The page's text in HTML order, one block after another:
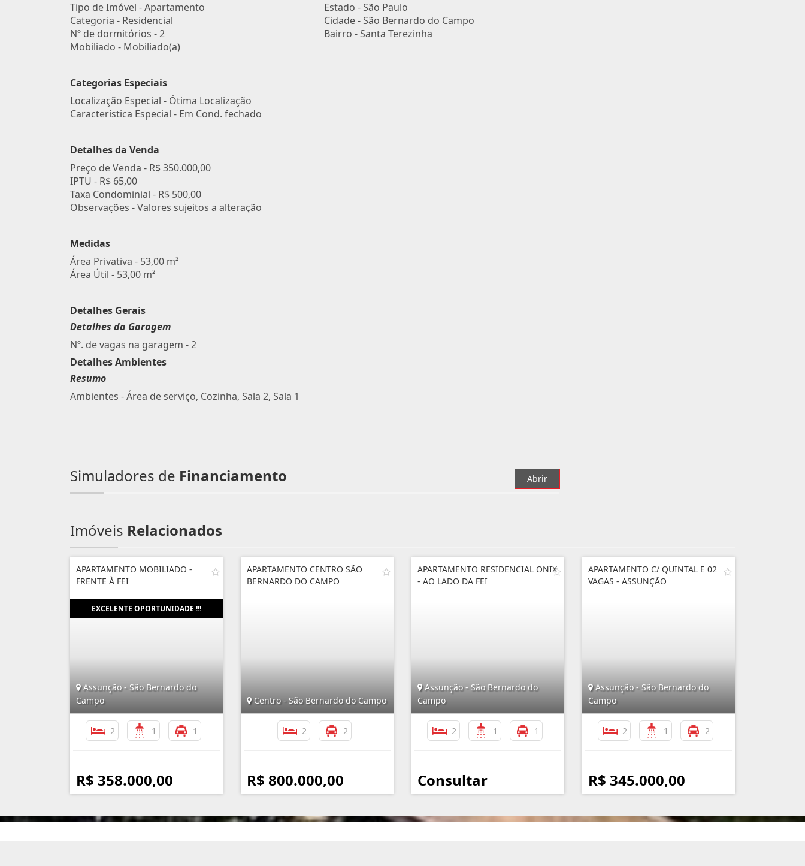
Tipo de Imóvel - Apartamento
Categoria - Residencial
Nº de dormitórios - 2
Mobiliado - Mobiliado(a)
Categorias Especiais
Localização Especial - Ótima Localização
Característica Especial - Em Cond. fechado
Detalhes da Venda
Preço de Venda - R$ 350.000,00
IPTU - R$ 65,00
Taxa Condominial - R$ 500,00
Observações - Valores sujeitos a alteração
Medidas
Área Privativa - 53,00 m²
Área Útil - 53,00 m²
Detalhes Gerais
Detalhes da Garagem
Nº. de vagas na garagem - 2
Detalhes Ambientes
Resumo
Ambientes - Área de serviço, Cozinha, Sala 2, Sala 1
Estado -São Paulo
Cidade -São Bernardo do Campo
Bairro -Santa Terezinha
Simuladores de Financiamento Abrir
Imóveis Relacionados
APARTAMENTO MOBILIADO -
FRENTE À FEI
Assunção - São Bernardo do
Campo
2 1 1
R$ 358.000,00
APARTAMENTO CENTRO SÃO
BERNARDO DO CAMPO
Centro - São Bernardo do Campo
2 2
R$ 800.000,00
APARTAMENTO RESIDENCIAL ONIX
- AO LADO DA FEI
Assunção - São Bernardo do
Campo
2 1 1
Consultar
APARTAMENTO C/ QUINTAL E 02
VAGAS - ASSUNÇÃO
Assunção - São Bernardo do
Campo
2 1 2
R$ 345.000,00